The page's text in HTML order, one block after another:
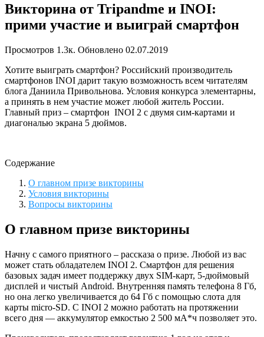
Викторина от Tripandme и INOI:
прими участие и выиграй смартфон
Просмотров 1.3к. Обновлено 02.07.2019
Хотите выиграть смартфон? Российский производитель
смартфонов INOI дарит такую возможность всем читателям
блога Даниила Привольнова. Условия конкурса элементарны,
а принять в нем участие может любой житель России.
Главный приз – смартфон INOI 2 с двумя сим-картами и
диагональю экрана 5 дюймов.
Содержание
О главном призе викторины
Условия викторины
Вопросы викторины
О главном призе викторины
Начну с самого приятного – рассказа о призе. Любой из вас
может стать обладателем INOI 2. Смартфон для решения
базовых задач имеет поддержку двух SIM-карт, 5-дюймовый
дисплей и чистый Android. Внутренняя память телефона 8 Гб,
но она легко увеличивается до 64 Гб с помощью слота для
карты micro-SD. С INOI 2 можно работать на протяжении
всего дня — аккумулятор емкостью 2 500 мА*ч позволяет это.